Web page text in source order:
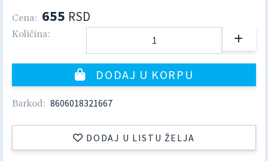
Cena: 655 RSD
Količina:
DODAJ U KORPU
Barkod: 8606018321667
DODAJ U LISTU ŽELJA